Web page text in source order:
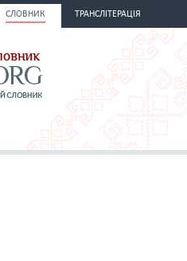
СЛОВНИК ТРАНСЛІТЕРАЦІЯ